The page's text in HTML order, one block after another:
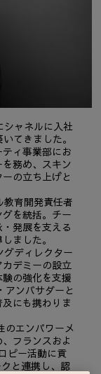
シャネルに入社
てきました。
ィ事業部にお
務め、スキン
の立ち上げと
育開発責任者
を統括。チー
発展を支える
ました。
ディレクター
デミーの設立
の強化を支援
アンバサダーと
にも携わりま
のエンパワーメ
フランスおよ
ピー活動に貢
と連携し、認